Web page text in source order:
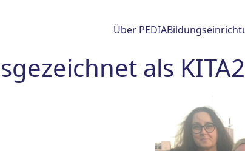
Über PEDIA
als